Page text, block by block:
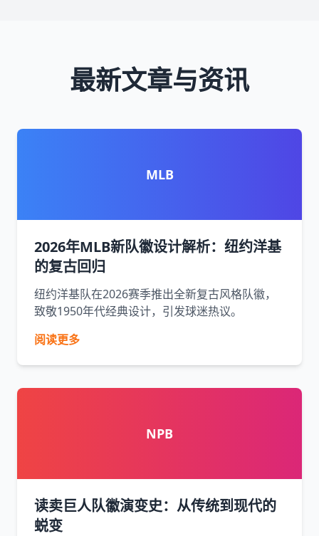
最新文章与资讯
MLB
2026年MLB新队徽设计解析：纽约洋基
的复古回归
纽约洋基队在2026赛季推出全新复古风格队徽，
致敬1950年代经典设计，引发球迷热议。
阅读更多
NPB
读卖巨人队徽演变史：从传统到现代的
蜕变